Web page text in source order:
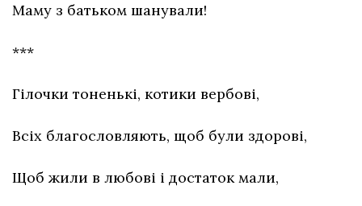
Маму з батьком шанували!
***
Гілочки тоненькі, котики вербові,
Всіх благословляють, щоб були здорові,
Щоб жили в любові і достаток мали,